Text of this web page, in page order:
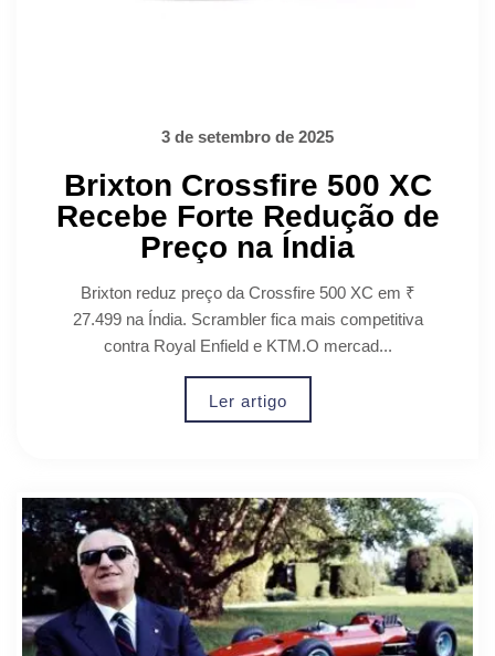
3 de setembro de 2025
Brixton Crossfire 500 XC
Recebe Forte Redução de
Preço na Índia
Brixton reduz preço da Crossfire 500 XC em ₹
27.499 na Índia. Scrambler fica mais competitiva
contra Royal Enfield e KTM.O mercad...
Ler artigo